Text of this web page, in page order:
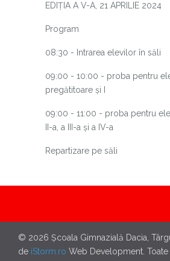
EDIȚIA A V-A, 21 APRILIE 2024
Program
08:30 - Intrarea elevilor în săli
09:00 - 10:00 - proba pentru
pregătitoare și I
09:00 - 11:00 - proba pentru
II-a, a III-a și a IV-a
Repartizare pe săli
© 2026 Școala Gimnazială Dacia,
de iStorm.ro Web Development. Toate